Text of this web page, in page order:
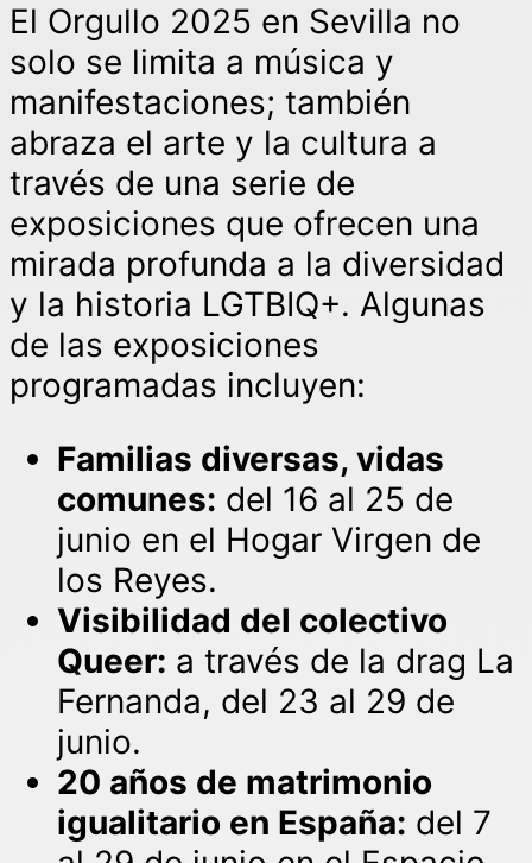
El Orgullo 2025 en Sevilla no
solo se limita a música y
manifestaciones; también
abraza el arte y la cultura a
través de una serie de
exposiciones que ofrecen una
mirada profunda a la diversidad
y la historia LGTBIQ+. Algunas
de las exposiciones
programadas incluyen:
Familias diversas, vidas
comunes: del 16 al 25 de
junio en el Hogar Virgen de
los Reyes.
Visibilidad del colectivo
Queer: a través de la drag La
Fernanda, del 23 al 29 de
junio.
20 años de matrimonio
igualitario en España: del 7